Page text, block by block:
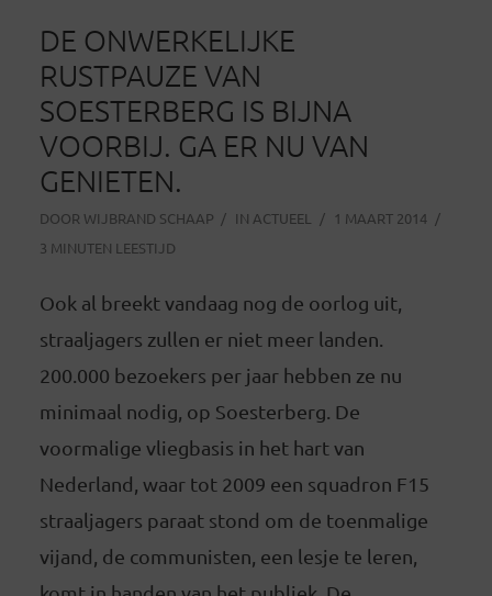
DE ONWERKELIJKE
RUSTPAUZE VAN
SOESTERBERG IS BIJNA
VOORBIJ. GA ER NU VAN
GENIETEN.
DOOR WIJBRAND SCHAAP IN ACTUEEL
1 MAART 2014
3 MINUTEN LEESTIJD
Ook al breekt vandaag nog de oorlog uit,
straaljagers zullen er niet meer landen.
200.000 bezoekers per jaar hebben ze nu
minimaal nodig, op Soesterberg. De
voormalige vliegbasis in het hart van
Nederland, waar tot 2009 een squadron F15
straaljagers paraat stond om de toenmalige
vijand, de communisten, een lesje te leren,